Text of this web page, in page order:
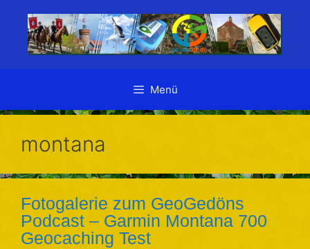
springen
Menü
montana
Fotogalerie zum GeoGedöns
Podcast – Garmin Montana 700
Geocaching Test